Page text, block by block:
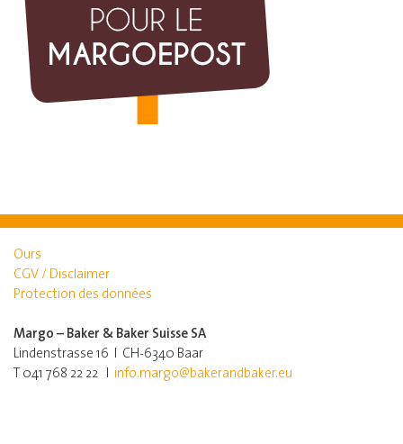
Ours
CGV / Disclaimer
Protection des données
Margo – Baker & Baker Suisse SA
Lindenstrasse 16 I CH-6340 Baar
T 041 768 22 22 I info.margo@bakerandbaker.eu